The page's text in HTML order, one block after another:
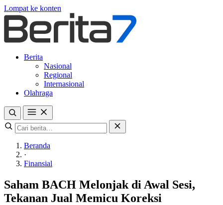
Lompat ke konten
Berita
Nasional
Regional
Internasional
Olahraga
Beranda
·
Finansial
Saham BACH Melonjak di Awal Sesi,
Tekanan Jual Memicu Koreksi